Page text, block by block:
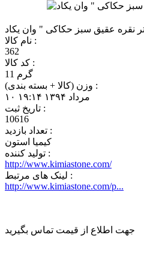
نام کالا :
362
کد کالا :
11 گرم
وزن (کالا + بسته بندی) :
‎۱۰ مرداد ۱۳۹۴ ۱۹:۱۴
تاريخ ثبت :
10616
تعداد بازديد :
کیمیا استون
تولید کننده :
http://www.kimiastone.com/
لینک های مرتبط :
http://www.kimiastone.com/p...
جهت اطلاع از قیمت تماس بگیرید